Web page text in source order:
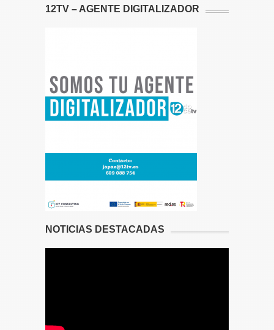
12TV – AGENTE DIGITALIZADOR
NOTICIAS DESTACADAS